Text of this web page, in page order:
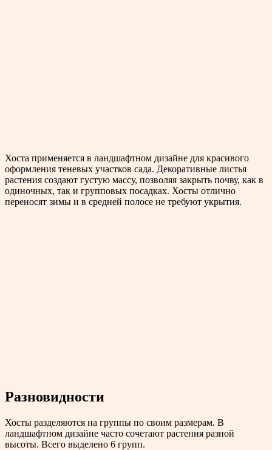
Хоста применяется в ландшафтном дизайне для красивого
оформления теневых участков сада. Декоративные листья
растения создают густую массу, позволяя закрыть почву, как в
одиночных, так и групповых посадках. Хосты отлично
переносят зимы и в средней полосе не требуют укрытия.
Разновидности
Хосты разделяются на группы по своим размерам. В
ландшафтном дизайне часто сочетают растения разной
высоты. Всего выделено 6 групп.